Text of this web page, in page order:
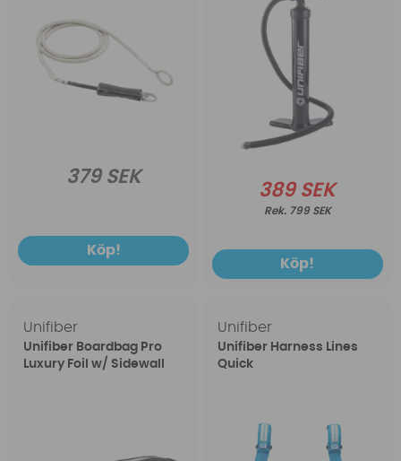
379 SEK
Köp!
389 SEK
799 SEK
Köp!
Unifiber
Unifiber Boardbag Pro
Luxury Foil w/ Sidewall
Unifiber
Unifiber Harness Lines
Quick